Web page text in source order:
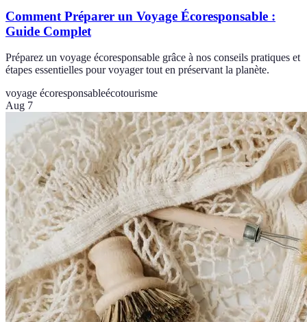
Comment Préparer un Voyage Écoresponsable :
Guide Complet
Préparez un voyage écoresponsable grâce à nos conseils pratiques et
étapes essentielles pour voyager tout en préservant la planète.
voyage écoresponsableécotourisme
Aug 7